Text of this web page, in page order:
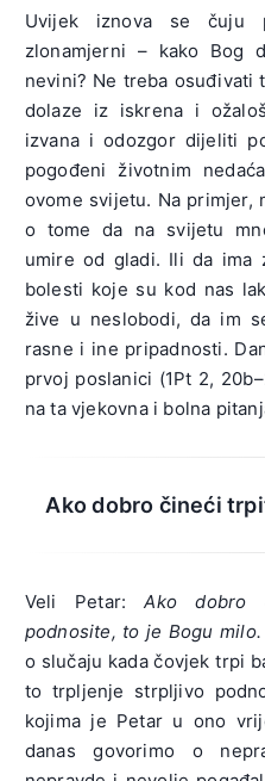
Uvijek iznova se čuju
zlonamjerni – kako Bog
nevini? Ne treba osuđivati
dolaze iz iskrena i
izvana i odozgor dijeliti
pogođeni životnim
ovome svijetu. Na primjer,
o tome da na svijetu
umire od gladi. Ili da ima
bolesti koje su kod nas
žive u neslobodi, da im
rasne i ine pripadnosti.
prvoj poslanici (1Pt 2,
na ta vjekovna i bolna
Ako dobro čineći
Veli Petar:Ako dobro
podnosite, to je Bogu milo.
o slučaju kada čovjek trpi
to trpljenje strpljivo
kojima je Petar u ono
danas govorimo o